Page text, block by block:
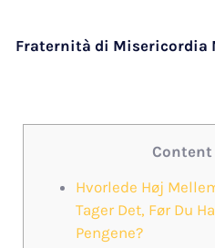
Fraternità di Misericordia
Content
Hvorlede Høj
Tager Det, Før Du
Pengene?